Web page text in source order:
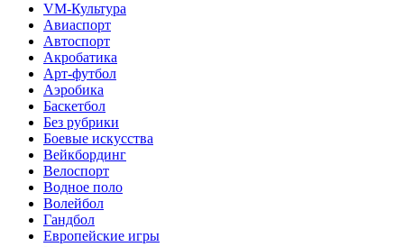
VM-Культура
Авиаспорт
Автоспорт
Акробатика
Арт-футбол
Аэробика
Баскетбол
Без рубрики
Боевые искусства
Вейкбординг
Велоспорт
Водное поло
Волейбол
Гандбол
Европейские игры